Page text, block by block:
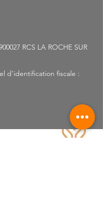
RCS LA ROCHE SUR
d'identification fiscale :